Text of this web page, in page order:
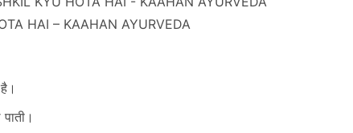
HAI – KAAHAN AYURVEDA